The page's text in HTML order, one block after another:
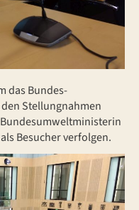
das Bundes-
Stellungnahmen
Besucher verfolgen.